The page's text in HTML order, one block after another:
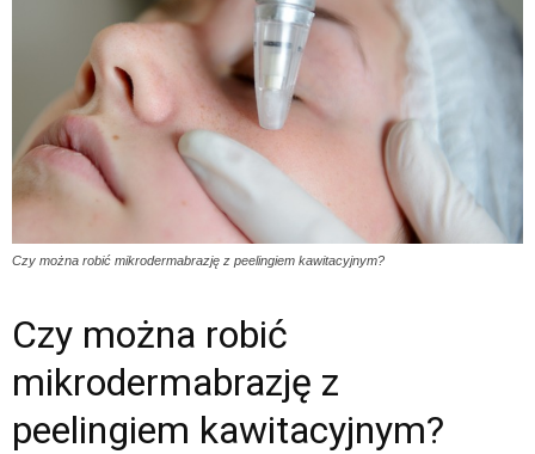
Czy można robić mikrodermabrazję z peelingiem kawitacyjnym?
Czy można robić
mikrodermabrazję z
peelingiem kawitacyjnym?